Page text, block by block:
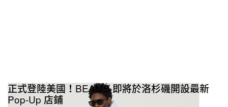
正式登陸美國！BEAMS 即將於洛杉磯開設最新
Pop-Up 店鋪